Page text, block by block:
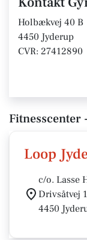
Holbækvej 40 B
4450 Jyderup
CVR: 27412890
Loop
c/o. Lasse
Drivsåtvej 1
4450